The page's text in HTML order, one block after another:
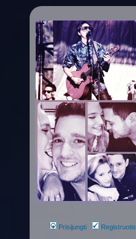
Prisijungti Registruotis